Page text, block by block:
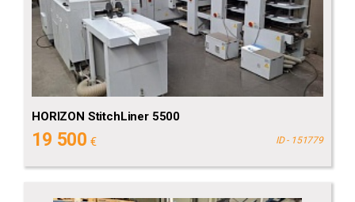
HORIZON StitchLiner 5500
19 500 € ID - 151779